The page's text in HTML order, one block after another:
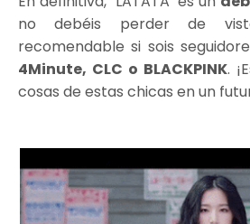
no debéis perder de
recomendable si sois
4Minute, CLC o BLACKPINK.
cosas de estas chicas en un